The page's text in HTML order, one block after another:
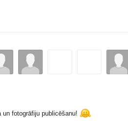
un fotogrāfiju publicēšanu!